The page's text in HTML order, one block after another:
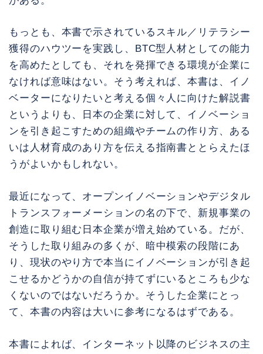
もっとも、本書で示されているスキル／リテラシー
獲得のハウツーを実践し、BTC型人材としての能力
を高めたとしても、それを発揮できる環境が企業に
なければ意味はない。そう考えれば、本書は、イノ
ベーターになりたいと考える個々人に向けた解説書
というよりも、日本の企業に対して、イノベーショ
ンを引き起こすための組織やチームの作り方、ある
いは人材育成のあり方を伝える指南書ととらえたほ
うがよいかもしれない。
最近になって、オープンイノベーションやデジタル
トランスフォーメーションの名の下で、新規事業の
創造に取り組む日本企業が増え始めている。だが、
そうした取り組みの多くが、暗中模索の段階にあ
り、現状のやり方で本当にイノベーションが引き起
こせるかどうかの自信が持てずにいるところも少な
くないのではないだろうか。そうした企業にとっ
て、本書の内容は大いに参考になるはずである。
本書によれば、インターネット以降のビジネスの主